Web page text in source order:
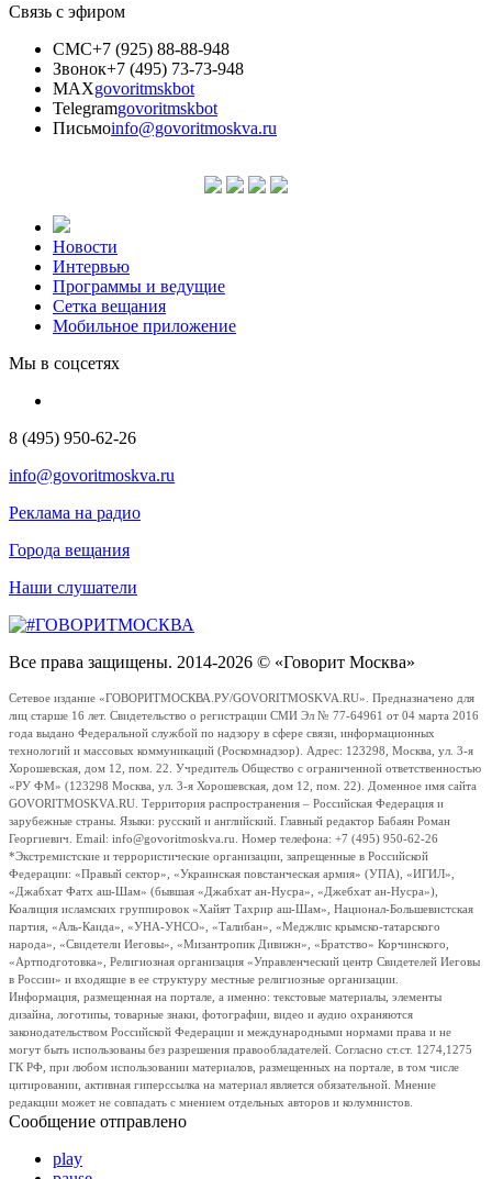
Связь с эфиром
СМС+7 (925) 88-88-948
Звонок+7 (495) 73-73-948
MAXgovoritmskbot
Telegramgovoritmskbot
Письмоinfo@govoritmoskva.ru
Новости
Интервью
Программы и ведущие
Сетка вещания
Мобильное приложение
Мы в соцсетях
8 (495) 950-62-26
info@govoritmoskva.ru
Реклама на радио
Города вещания
Наши слушатели
Все права защищены. 2014-2026 © «Говорит Москва»
Сетевое издание «ГОВОРИТМОСКВА.РУ/GOVORITMOSKVA.RU». Предназначено для
лиц старше 16 лет. Свидетельство о регистрации СМИ Эл № 77-64961 от 04 марта 2016
года выдано Федеральной службой по надзору в сфере связи, информационных
технологий и массовых коммуникаций (Роскомнадзор). Адрес: 123298, Москва, ул. 3-я
Хорошевская, дом 12, пом. 22. Учредитель Общество с ограниченной ответственностью
«РУ ФМ» (123298 Москва, ул. 3-я Хорошевская, дом 12, пом. 22). Доменное имя сайта
GOVORITMOSKVA.RU. Территория распространения – Российская Федерация и
зарубежные страны. Языки: русский и английский. Главный редактор Бабаян Роман
Георгиевич. Email: info@govoritmoskva.ru. Номер телефона: +7 (495) 950-62-26
*Экстремистские и террористические организации, запрещенные в Российской
Федерации: «Правый сектор», «Украинская повстанческая армия» (УПА), «ИГИЛ»,
«Джабхат Фатх аш-Шам» (бывшая «Джабхат ан-Нусра», «Джебхат ан-Нусра»),
Коалиция исламских группировок «Хайят Тахрир аш-Шам», Национал-Большевистская
партия, «Аль-Каида», «УНА-УНСО», «Талибан», «Меджлис крымско-татарского
народа», «Свидетели Иеговы», «Мизантропик Дивижн», «Братство» Корчинского,
«Артподготовка», Религиозная организация «Управленческий центр Свидетелей Иеговы
в России» и входящие в ее структуру местные религиозные организации.
Информация, размещенная на портале, а именно: текстовые материалы, элементы
дизайна, логотипы, товарные знаки, фотографии, видео и аудио охраняются
законодательством Российской Федерации и международными нормами права и не
могут быть использованы без разрешения правообладателей. Согласно ст.ст. 1274,1275
ГК РФ, при любом использовании материалов, размещенных на портале, в том числе
цитировании, активная гиперссылка на материал является обязательной. Мнение
редакции может не совпадать с мнением отдельных авторов и колумнистов.
Сообщение отправлено
play